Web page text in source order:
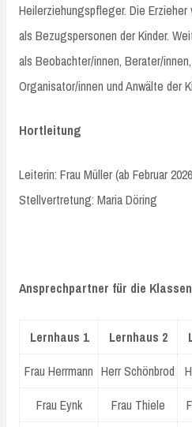
Heilerziehungspfleger. Die
als Bezugspersonen der Kinder.
als Beobachter/innen, Berater/
Organisator/innen und Anwälte der
Hortleitung
Leiterin: Frau Müller (ab Februar
Stellvertretung: Maria Döring
Ansprechpartner für die Klassen
Lernhaus 1 Lernhaus 2
Frau Herrmann Herr Schönbrod
Frau Eynk
Frau Thiele